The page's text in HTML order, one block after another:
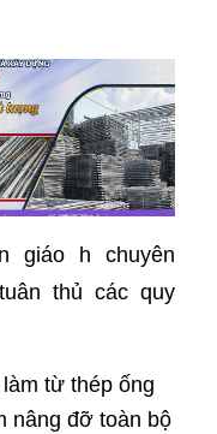
giáo h chuyên
thủ các quy
từ thép ống
nâng đỡ toàn bộ